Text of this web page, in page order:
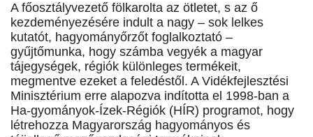
A főosztályvezető fölkarolta az ötletet, s az ő
kezdeményezésére indult a nagy – sok lelkes
kutatót, hagyományőrzőt foglalkoztató –
gyűjtőmunka, hogy számba vegyék a magyar
tájegységek, régiók különleges termékeit,
megmentve ezeket a feledéstől. A Vidékfejlesztési
Minisztérium erre alapozva indította el 1998-ban a
Ha-gyományok-Ízek-Régiók (HÍR) programot, hogy
létrehozza Magyarország hagyományos és